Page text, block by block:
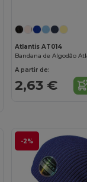
Atlantis AT014
A partir de:
2,63 €
-2%